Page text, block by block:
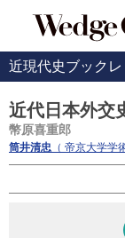
近現代史ブックレ
近代日本外交
幣原喜重郎
筒井清忠 （ 帝京大学学